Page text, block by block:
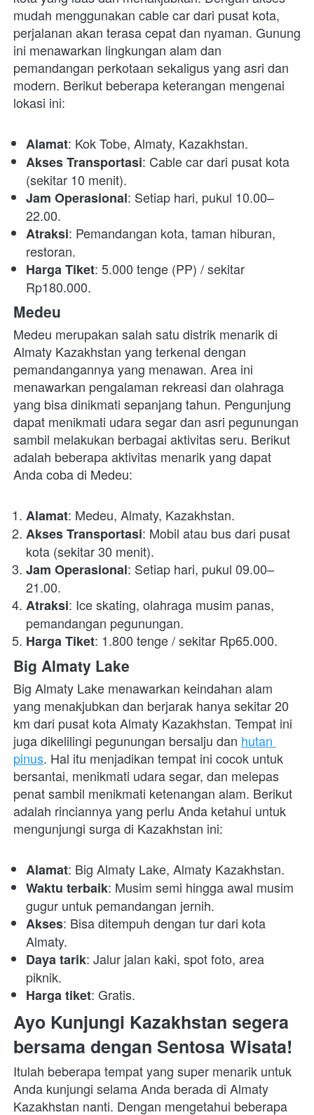
mudah menggunakan cable car dari pusat kota,
perjalanan akan terasa cepat dan nyaman. Gunung
ini menawarkan lingkungan alam dan
pemandangan perkotaan sekaligus yang asri dan
modern. Berikut beberapa keterangan mengenai
lokasi ini:
Alamat: Kok Tobe, Almaty, Kazakhstan.
Akses Transportasi: Cable car dari pusat kota
(sekitar 10 menit).
Jam Operasional: Setiap hari, pukul 10.00–
22.00.
Atraksi: Pemandangan kota, taman hiburan,
restoran.
Harga Tiket: 5.000 tenge (PP) / sekitar
Rp180.000.
Medeu
Medeu merupakan salah satu distrik menarik di
Almaty Kazakhstan yang terkenal dengan
pemandangannya yang menawan. Area ini
menawarkan pengalaman rekreasi dan olahraga
yang bisa dinikmati sepanjang tahun. Pengunjung
dapat menikmati udara segar dan asri pegunungan
sambil melakukan berbagai aktivitas seru. Berikut
adalah beberapa aktivitas menarik yang dapat
Anda coba di Medeu:
Alamat: Medeu, Almaty, Kazakhstan.
Akses Transportasi: Mobil atau bus dari pusat
kota (sekitar 30 menit).
Jam Operasional: Setiap hari, pukul 09.00–
21.00.
Atraksi: Ice skating, olahraga musim panas,
pemandangan pegunungan.
Harga Tiket: 1.800 tenge / sekitar Rp65.000.
Big Almaty Lake
Big Almaty Lake menawarkan keindahan alam
yang menakjubkan dan berjarak hanya sekitar 20
km dari pusat kota Almaty Kazakhstan. Tempat ini
juga dikelilingi pegunungan bersalju dan hutan
pinus. Hal itu menjadikan tempat ini cocok untuk
bersantai, menikmati udara segar, dan melepas
penat sambil menikmati ketenangan alam. Berikut
adalah rinciannya yang perlu Anda ketahui untuk
mengunjungi surga di Kazakhstan ini:
Alamat: Big Almaty Lake, Almaty Kazakhstan.
Waktu terbaik: Musim semi hingga awal musim
gugur untuk pemandangan jernih.
Akses: Bisa ditempuh dengan tur dari kota
Almaty.
Daya tarik: Jalur jalan kaki, spot foto, area
piknik.
Harga tiket: Gratis.
Ayo Kunjungi Kazakhstan segera
bersama dengan Sentosa Wisata!
Itulah beberapa tempat yang super menarik untuk
Anda kunjungi selama Anda berada di Almaty
Kazakhstan nanti. Dengan mengetahui beberapa